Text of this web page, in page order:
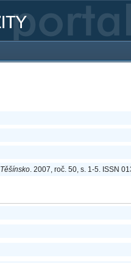
Těšínsko. 2007, roč. 50, s. 1-5. ISSN